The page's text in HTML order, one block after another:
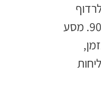
וכמובן נאמברים משנות ה-90. מסע